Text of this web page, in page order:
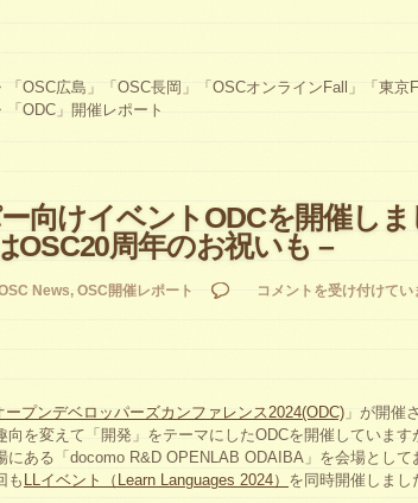
行)
OSC広島」「OSC長岡」「OSCオンラインFall」「東京
ODC」開催レポート
向けイベントODCを開催しま
OSC20周年のお祝いも –
News, OSC開催レポート デ
パ
ー
コメントを受け付けてい
ープンデベロッパーズカンファレンス2024(ODC) 」が開催
向を変えて「開発」をテーマにしたODCを開催しています
にある「docomo R&D OPENLAB ODAIBA」を会場として
も
LLイベント（Learn Languages 2024） を同時開催しまし